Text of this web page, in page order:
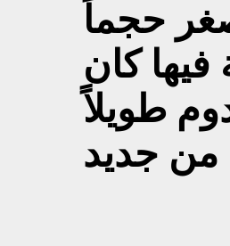
اصغر حجماً
كان
طويلاً